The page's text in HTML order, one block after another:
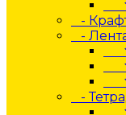
↘
-
-
↘
↘
↘
-